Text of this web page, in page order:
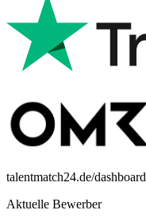
talentmatch24.de/dashboard
Aktuelle Bewerber